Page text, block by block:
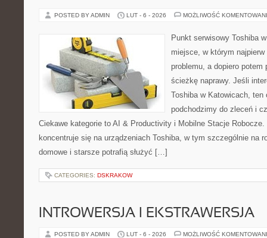
POSTED BY ADMIN LUT - 6 - 2026 MOŻLIWOŚĆ
Punkt serwisowy Toshiba
miejsce, w którym
problemu, a dopiero potem
ścieżkę naprawy. Jeśli
Toshiba w Katowicach, ten
podchodzimy do zleceń i
Ciekawe kategorie to AI & Productivity i Mobilne Stacje Robocze.
koncentruje się na urządzeniach Toshiba, w tym szczególnie na
domowe i starsze potrafią służyć […]
CATEGORIES: DSKRAKOW
INTROWERSJA I EKSTRAWERSJA
POSTED BY ADMIN LUT - 6 - 2026 MOŻLIWOŚĆ